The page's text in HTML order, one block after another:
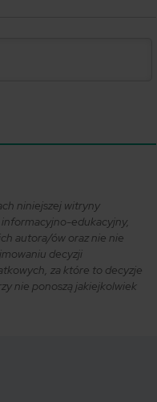
niniejszej witryny
edukacyjny,
autora/ów oraz nie nie
decyzji
za które to decyzje
nie ponoszą jakiejkolwiek